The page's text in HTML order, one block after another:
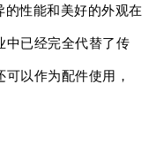
性能和美好的外观在
中已经完全代替了传
以作为配件使用，